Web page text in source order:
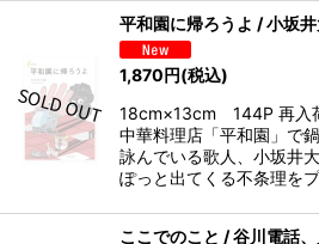
平和園に帰ろうよ / 小坂
1,870円(税込)
18cm×13cm 144P 再入
中華料理店「平和園」で
詠んでいる歌人、小坂井
ぽっと出てくる不条理を
ここでのこと / 谷川電話